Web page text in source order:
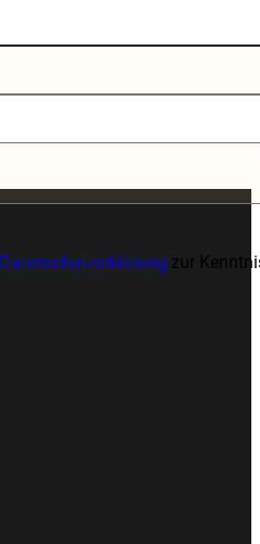
Datenschutzerklärung zur